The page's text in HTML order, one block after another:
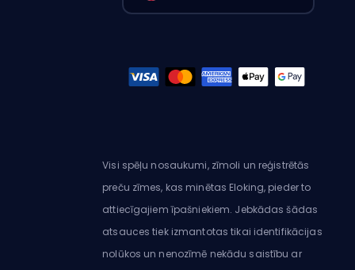
Visi spēļu nosaukumi, zīmoli un reģistrētās
preču zīmes, kas minētas Eloking, pieder to
attiecīgajiem īpašniekiem. Jebkādas šādas
atsauces tiek izmantotas tikai identifikācijas
nolūkos un nenozīmē nekādu saistību ar